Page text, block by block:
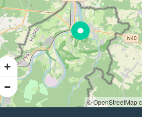
sur la destination
Ardenne
d’un homicide
devenu monument
Pratique
chineurs
© OpenStreetMap